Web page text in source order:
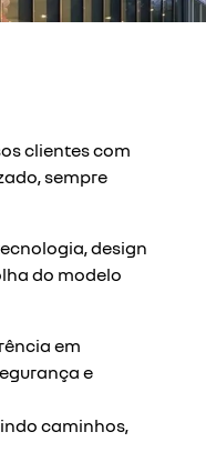
clientes com
sempre
design
do modelo
em
e
caminhos,